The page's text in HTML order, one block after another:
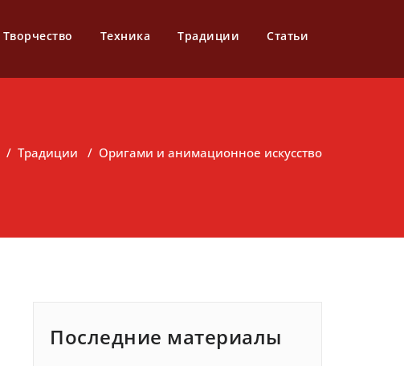
Творчество Техника Традиции Статьи
/ Традиции / Оригами и анимационное искусство
Последние материалы